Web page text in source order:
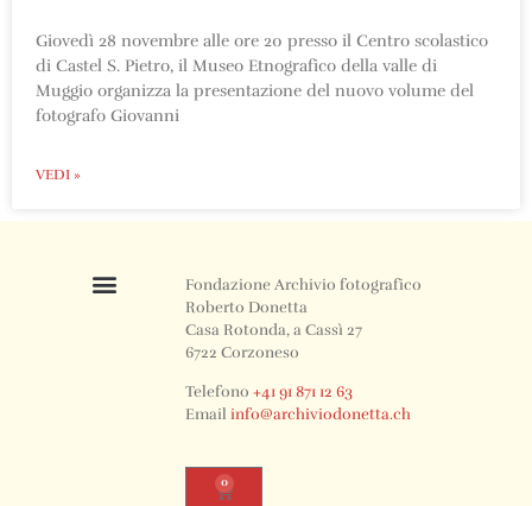
Giovedì 28 novembre alle ore 20 presso il Centro scolastico
di Castel S. Pietro, il Museo Etnografico della valle di
Muggio organizza la presentazione del nuovo volume del
fotografo Giovanni
VEDI »
Fondazione Archivio fotografico
Roberto Donetta
Casa Rotonda, a Cassì 27
6722 Corzoneso
Telefono+41 91 871 12 63
Emailinfo@archiviodonetta.ch
0